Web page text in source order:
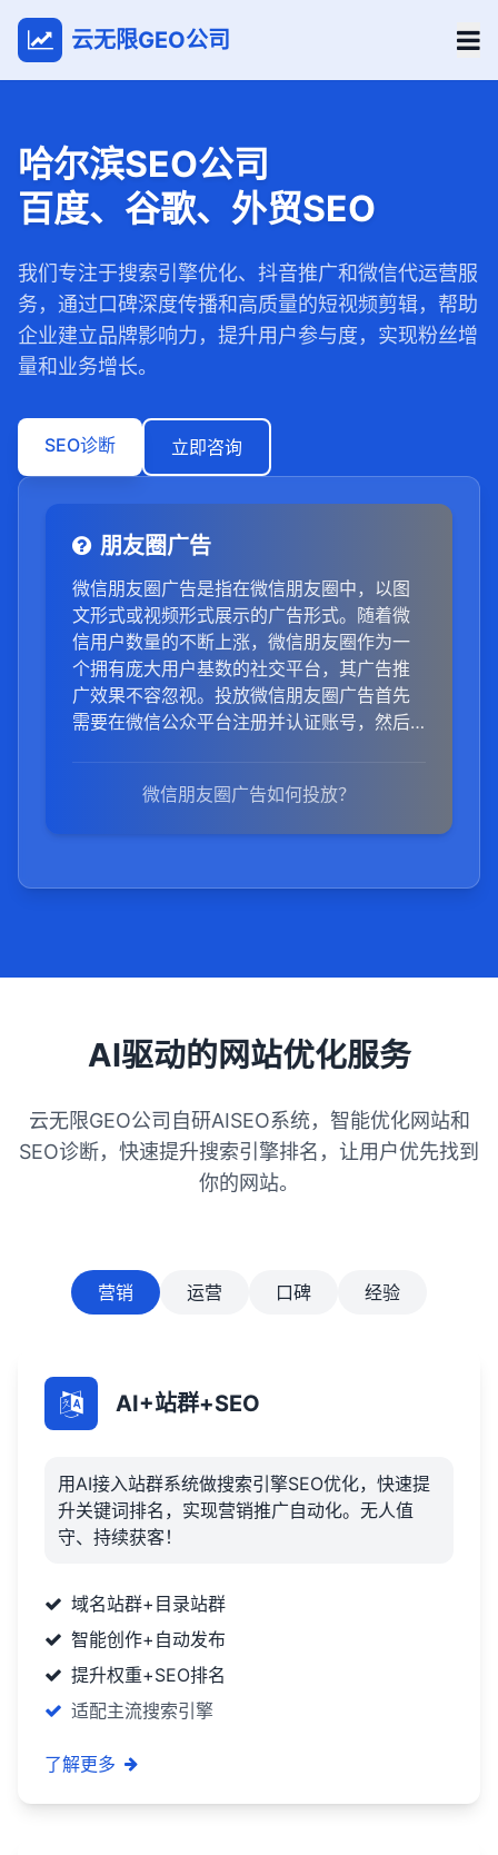
云无限GEO公司
哈尔滨SEO公司
百度、谷歌、外贸SEO
我们专注于搜索引擎优化、抖音推广和微信代运营服
务，通过口碑深度传播和高质量的短视频剪辑，帮助
企业建立品牌影响力，提升用户参与度，实现粉丝增
量和业务增长。
SEO诊断 立即咨询
朋友圈广告
微信朋友圈广告是指在微信朋友圈中，以图
文形式或视频形式展示的广告形式。随着微
信用户数量的不断上涨，微信朋友圈作为一
个拥有庞大用户基数的社交平台，其广告推
广效果不容忽视。投放微信朋友圈广告首先
需要在微信公众平台注册并认证账号，然后
广告的目标受众、投放时间、预算等参数，
并上传广告素材，如图片、视频和文案。完
通过后，即可发布广告。
微信朋友圈广告如何投放？
AI驱动的网站优化服务
云无限GEO公司自研AISEO系统，智能优化网站和
SEO诊断，快速提升搜索引擎排名，让用户优先找到
你的网站。
营销 运营 口碑 经验
AI+站群+SEO
用AI接入站群系统做搜索引擎SEO优化，快速提
升关键词排名，实现营销推广自动化。无人值
守、持续获客！
域名站群+目录站群
智能创作+自动发布
提升权重+SEO排名
适配主流搜索引擎
了解更多